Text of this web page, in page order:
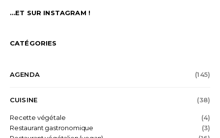
…ET SUR INSTAGRAM !
CATÉGORIES
AGENDA (145)
CUISINE (38)
Recette végétale
(4)
Restaurant gastronomique
(3)